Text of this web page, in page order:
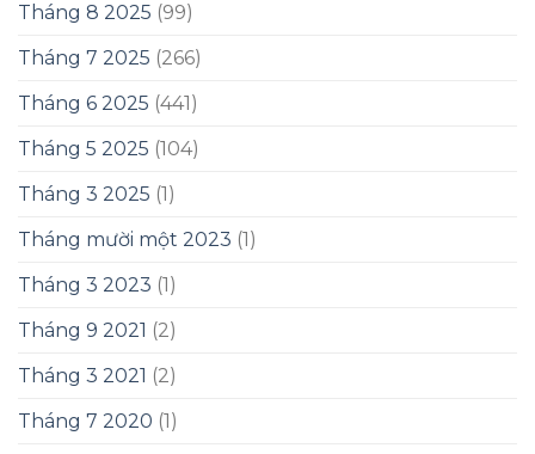
Tháng 8 2025 (99)
Tháng 7 2025 (266)
Tháng 6 2025 (441)
Tháng 5 2025 (104)
Tháng 3 2025 (1)
Tháng mười một 2023 (1)
Tháng 3 2023 (1)
Tháng 9 2021 (2)
Tháng 3 2021 (2)
Tháng 7 2020 (1)